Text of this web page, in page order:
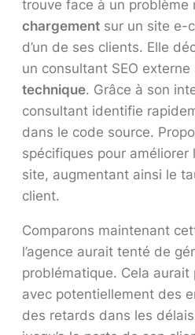
trouve face à un problème
chargement sur un site e-
d’un de ses clients. Elle
un consultant SEO externe
technique. Grâce à son
consultant identifie
dans le code source.
spécifiques pour améliorer
site, augmentant ainsi le
client.
Comparons maintenant
l’agence aurait tenté de
problématique. Cela
avec potentiellement des
des retards dans les